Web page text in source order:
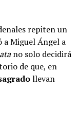
repiten un
a Miguel Ángel a
no solo decidirá
de que, en
llevan